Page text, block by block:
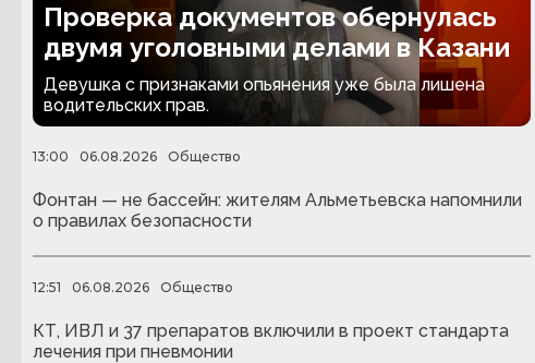
Проверка документов обернулась
двумя уголовными делами в Казани
Девушка с признаками опьянения уже была лишена
водительских прав.
13:00 06.08.2026 Общество
Фонтан — не бассейн: жителям Альметьевска напомнили
о правилах безопасности
12:51 06.08.2026 Общество
КТ, ИВЛ и 37 препаратов включили в проект стандарта
лечения при пневмонии